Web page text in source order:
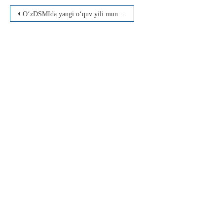
Post
O‘zDSMIda yangi o‘quv yili munosabati bilan talabalar turar joyida tayyorgarlik ishlari jadallik bilan davom etmoqda